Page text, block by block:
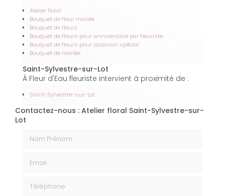
Atelier floral
Bouquet de fleur mariée
Bouquet de fleurs
Bouquet de fleurs pour anniversaire par fleuriste
Bouquet de fleurs pour occasion spécial
Bouquet de mariée
Saint-Sylvestre-sur-Lot
À Fleur d'Eau fleuriste intervient à proximité de :
Saint-Sylvestre-sur-Lot
Contactez-nous : Atelier floral Saint-Sylvestre-sur-
Lot